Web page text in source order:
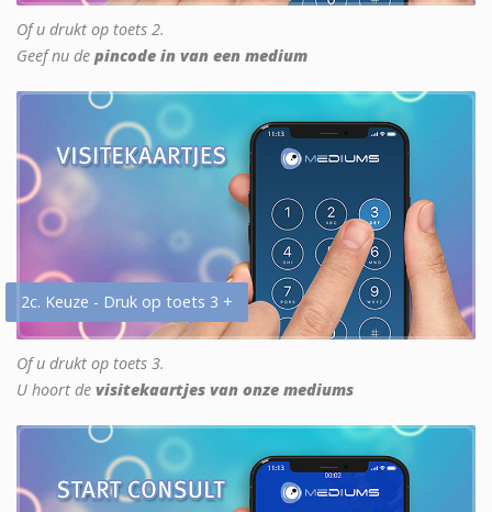
Of u drukt op toets 2.
Geef nu de pincode in van een medium
2c. Keuze - Druk op toets 3 +
Of u drukt op toets 3.
U hoort de visitekaartjes van onze mediums